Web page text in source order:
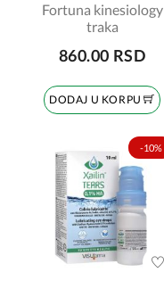
Fortuna kinesiology
traka
860.00 RSD
DODAJ U KORPU
-10%